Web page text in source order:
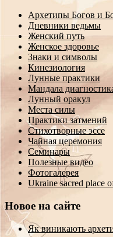
Архетипы Богов и
Дневники ведьмы
Женский путь
Женское здоровье
Знаки и символы
Кинезиология
Лунные практики
Мандала
Лунный оракул
Места силы
Практики затмений
Стихотворные эссе
Чайная церемония
Семинары
Полезные видео
Фотогалерея
Ukraine sacred place
Новое на сайте
Як виникають